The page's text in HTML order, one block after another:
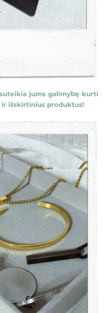
jums galimybę kurti
išskirtinius produktus!